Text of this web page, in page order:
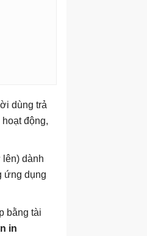
dùng trả
động,
lên) dành
ứng dụng
bằng tài
in